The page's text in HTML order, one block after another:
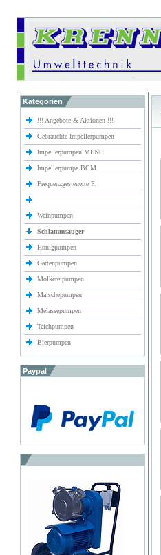
Kategorien
!!! Angebote & Aktionen !!!
Gebrauchte Impellerpumpen
Impellerpumpen MENC
Impellerpumpe BCM
Frequenzgesteuerte P.
Weinpumpen
Schlammsauger
Honigpumpen
Gartenpumpen
Molkereipumpen
Maischepumpen
Melassepumpen
Teichpumpen
Bierpumpen
Paypal